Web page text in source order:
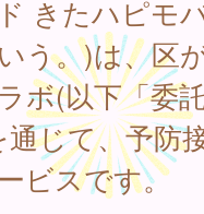
きたハピモ
う。)は、区
ボ(以下「委
じて、予防
ビスです。